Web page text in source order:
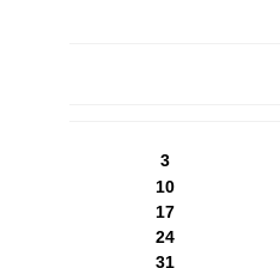
3
10
17
24
31